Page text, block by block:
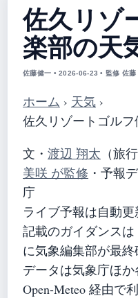
佐久リゾ
楽部の天
佐藤健一 • 2026-06-23 • 監修 佐藤
ホーム › 天気 ›
佐久リゾートゴル
文・ 渡辺 翔太 （旅
美咲 が監修 ・ 予報
庁
ライブ予報は自動更
記載のガイダンスは
に気象編集部が最終
データは気象庁ほ
Open-Meteo 経由で